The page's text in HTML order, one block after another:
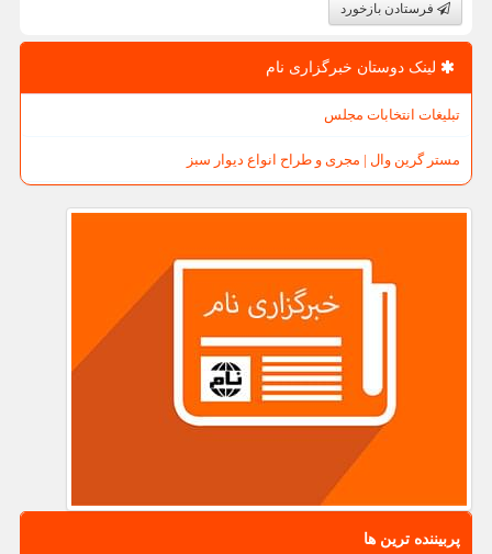
فرستادن بازخورد
لینک دوستان خبرگزاری نام
تبلیغات انتخابات مجلس
مستر گرین وال | مجری و طراح انواع دیوار سبز
پربیننده ترین ها